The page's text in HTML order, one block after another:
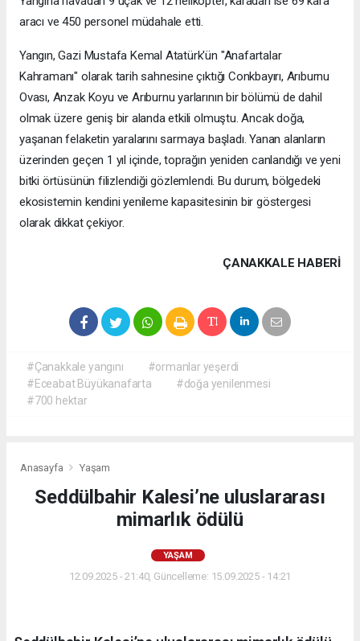
aracı ve 450 personel müdahale etti.
Yangın, Gazi Mustafa Kemal Atatürk'ün "Anafartalar
Kahramanı" olarak tarih sahnesine çıktığı Conkbayırı, Arıburnu
Ovası, Anzak Koyu ve Arıburnu yarlarının bir bölümü de dahil
olmak üzere geniş bir alanda etkili olmuştu. Ancak doğa,
yaşanan felaketin yaralarını sarmaya başladı. Yanan alanların
üzerinden geçen 1 yıl içinde, toprağın yeniden canlandığı ve yeni
bitki örtüsünün filizlendiği gözlemlendi. Bu durum, bölgedeki
ekosistemin kendini yenileme kapasitesinin bir göstergesi
olarak dikkat çekiyor.
ÇANAKKALE HABERİ
#Çanakkale yangını
#ormanlar yeşerdi
#Eceabat Büyükanafarta
#doğa yenilenmesi
#700 hektar
Anasayfa Yaşam
Seddülbahir Kalesi’ne uluslararası
mimarlık ödülü
YAŞAM
12.09.2025 - 21:40, Güncelleme: 15.09.2025 - 14:21